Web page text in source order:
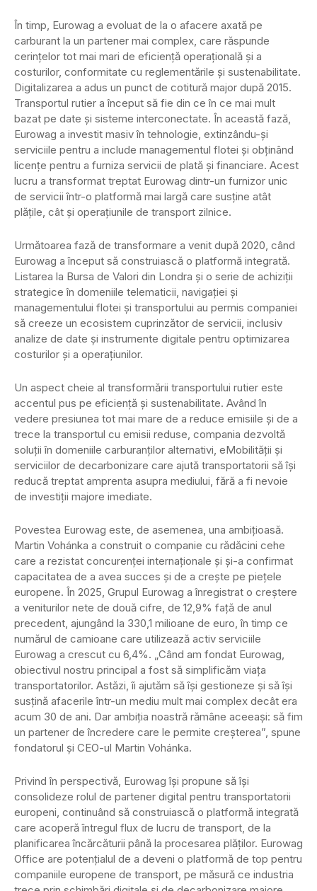
În timp, Eurowag a evoluat de la o afacere axată pe
carburant la un partener mai complex, care răspunde
cerințelor tot mai mari de eficiență operațională și a
costurilor, conformitate cu reglementările și sustenabilitate.
Digitalizarea a adus un punct de cotitură major după 2015.
Transportul rutier a început să fie din ce în ce mai mult
bazat pe date și sisteme interconectate. În această fază,
Eurowag a investit masiv în tehnologie, extinzându-și
serviciile pentru a include managementul flotei și obținând
licențe pentru a furniza servicii de plată și financiare. Acest
lucru a transformat treptat Eurowag dintr-un furnizor unic
de servicii într-o platformă mai largă care susține atât
plățile, cât și operațiunile de transport zilnice.
Următoarea fază de transformare a venit după 2020, când
Eurowag a început să construiască o platformă integrată.
Listarea la Bursa de Valori din Londra și o serie de achiziții
strategice în domeniile telematicii, navigației și
managementului flotei și transportului au permis companiei
să creeze un ecosistem cuprinzător de servicii, inclusiv
analize de date și instrumente digitale pentru optimizarea
costurilor și a operațiunilor.
Un aspect cheie al transformării transportului rutier este
accentul pus pe eficiență și sustenabilitate. Având în
vedere presiunea tot mai mare de a reduce emisiile și de a
trece la transportul cu emisii reduse, compania dezvoltă
soluții în domeniile carburanților alternativi, eMobilității și
serviciilor de decarbonizare care ajută transportatorii să își
reducă treptat amprenta asupra mediului, fără a fi nevoie
de investiții majore imediate.
Povestea Eurowag este, de asemenea, una ambițioasă.
Martin Vohánka a construit o companie cu rădăcini cehe
care a rezistat concurenței internaționale și și-a confirmat
capacitatea de a avea succes și de a crește pe piețele
europene. În 2025, Grupul Eurowag a înregistrat o creștere
a veniturilor nete de două cifre, de 12,9% față de anul
precedent, ajungând la 330,1 milioane de euro, în timp ce
numărul de camioane care utilizează activ serviciile
Eurowag a crescut cu 6,4%. „Când am fondat Eurowag,
obiectivul nostru principal a fost să simplificăm viața
transportatorilor. Astăzi, îi ajutăm să își gestioneze și să își
susțină afacerile într-un mediu mult mai complex decât era
acum 30 de ani. Dar ambiția noastră rămâne aceeași: să fim
un partener de încredere care le permite creșterea”, spune
fondatorul și CEO-ul Martin Vohánka.
Privind în perspectivă, Eurowag își propune să își
consolideze rolul de partener digital pentru transportatorii
europeni, continuând să construiască o platformă integrată
care acoperă întregul flux de lucru de transport, de la
planificarea încărcăturii până la procesarea plăților. Eurowag
Office are potențialul de a deveni o platformă de top pentru
companiile europene de transport, pe măsură ce industria